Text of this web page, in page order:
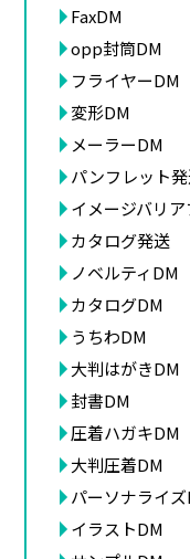
FaxDM
opp封筒DM
フライヤーDM
変形DM
メーラーDM
パンフレット
イメージバリ
カタログ発送
ノベルティDM
カタログDM
うちわDM
大判はがきDM
封書DM
圧着ハガキDM
大判圧着DM
パーソナライ
イラストDM